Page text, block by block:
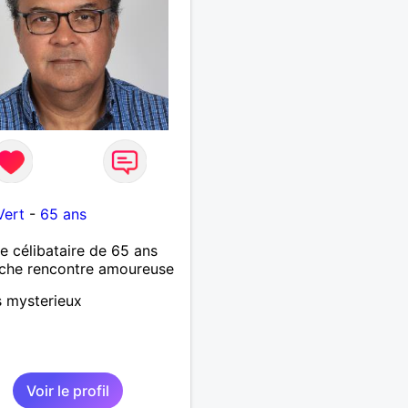
- 65 ans
célibataire de 65 ans
rencontre amoureuse
mysterieux
Voir le profil